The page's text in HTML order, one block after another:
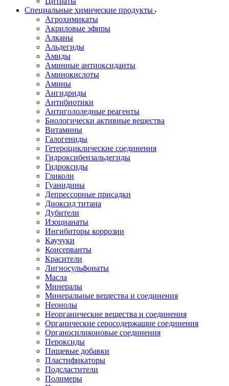
Специальные химические продукты
Агрохимикаты
Акриловые эфиры
Алканы
Альдегиды
Амиды
Аминные антиоксиданты
Аминокислоты
Амины
Ангидриды
Антибиотики
Антигололедные реагенты
Биологически активные вещества
Витамины
Галогениды
Гетероциклические соединения
Гидроксибензальдегиды
Гидроксиды
Гликоли
Гуанидины
Депрессорные присадки
Диоксид титана
Дубители
Изоцианаты
Ингибиторы коррозии
Каучуки
Консерванты
Красители
Лигносульфонаты
Масла
Минералы
Минеральные вещества и соединения
Неонолы
Неорганические вещества и соединения
Органические серосодержащие соединения
Органосиликоновые соединения
Пероксиды
Пищевые добавки
Пластификаторы
Подсластители
Полимеры